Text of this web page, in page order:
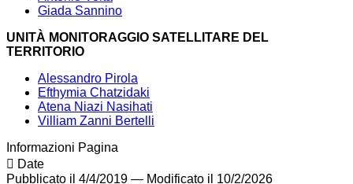
Giada Sannino
UNITÀ MONITORAGGIO SATELLITARE DEL
TERRITORIO
Alessandro Pirola
Efthymia Chatzidaki
Atena Niazi Nasihati
Villiam Zanni Bertelli
Informazioni Pagina
Date
Pubblicato il 4/4/2019 — Modificato il 10/2/2026